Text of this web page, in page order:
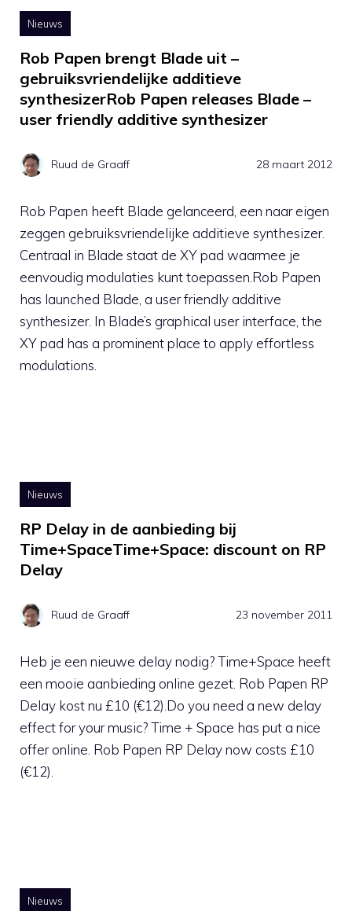
Nieuws
Rob Papen brengt Blade uit –
gebruiksvriendelijke additieve
synthesizerRob Papen releases Blade –
user friendly additive synthesizer
Ruud de Graaff 28 maart 2012
Rob Papen heeft Blade gelanceerd, een naar eigen
zeggen gebruiksvriendelijke additieve synthesizer.
Centraal in Blade staat de XY pad waarmee je
eenvoudig modulaties kunt toepassen.Rob Papen
has launched Blade, a user friendly additive
synthesizer. In Blade’s graphical user interface, the
XY pad has a prominent place to apply effortless
modulations.
Nieuws
RP Delay in de aanbieding bij
Time+SpaceTime+Space: discount on RP
Delay
Ruud de Graaff 23 november 2011
Heb je een nieuwe delay nodig? Time+Space heeft
een mooie aanbieding online gezet. Rob Papen RP
Delay kost nu £10 (€12).Do you need a new delay
effect for your music? Time + Space has put a nice
offer online. Rob Papen RP Delay now costs £10
(€12).
Nieuws